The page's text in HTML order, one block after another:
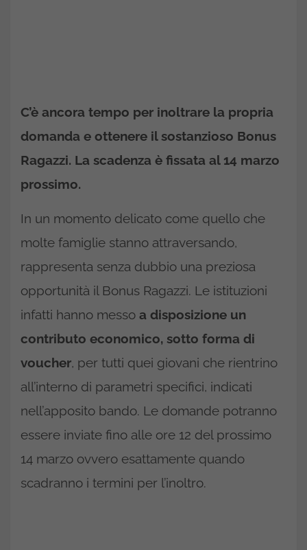
C’è ancora tempo per inoltrare la propria
domanda e ottenere il sostanzioso Bonus
Ragazzi. La scadenza è fissata al 14 marzo
prossimo.
In un momento delicato come quello che
molte famiglie stanno attraversando,
rappresenta senza dubbio una preziosa
opportunità il Bonus Ragazzi. Le istituzioni
infatti hanno messo a disposizione un
contributo economico, sotto forma di
voucher, per tutti quei giovani che rientrino
all’interno di parametri specifici, indicati
nell’apposito bando. Le domande potranno
essere inviate fino alle ore 12 del prossimo
14 marzo ovvero esattamente quando
scadranno i termini per l’inoltro.